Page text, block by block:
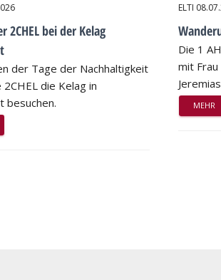
2CHEL bei der Kelag
der Tage der Nachhaltigkeit
die Kelag in
besuchen.
ELTI
Die 1
mit
MEHR